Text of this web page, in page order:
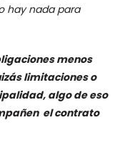
hay nada para
menos
limitaciones o
algo de eso
el contrato